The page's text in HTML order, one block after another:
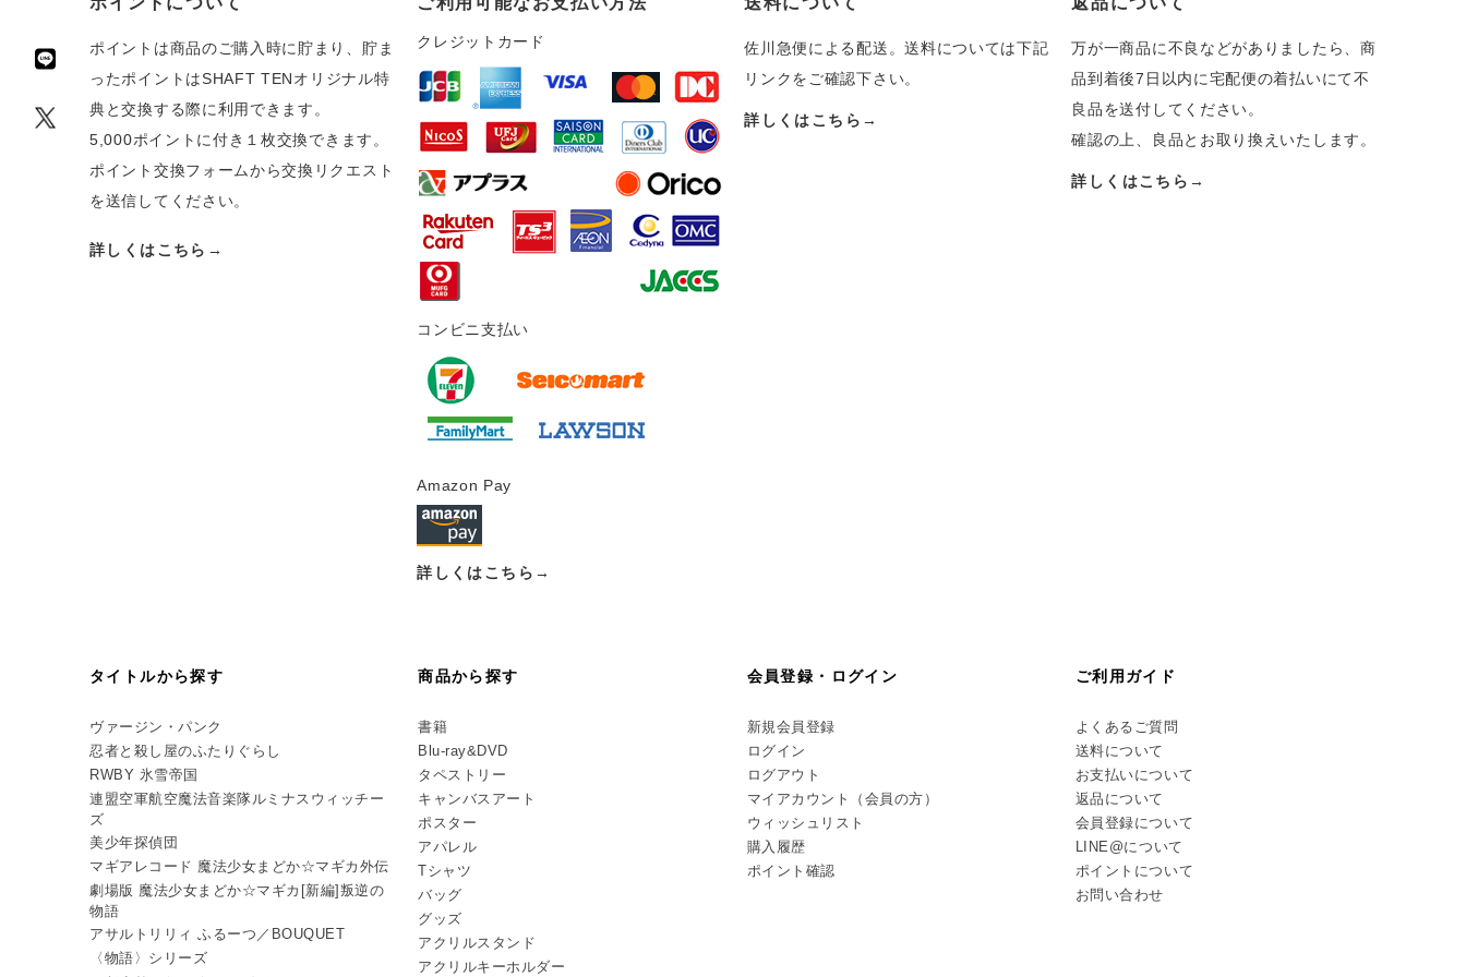
ポイントは商品のご購入時に貯まり、貯ま
ったポイントはSHAFT TENオリジナル特
典と交換する際に利用できます。
5,000ポイントに付き１枚交換できます。
ポイント交換フォームから交換リクエスト
を送信してください。
詳しくはこちら→
クレジットカード
コンビニ支払い
Amazon Pay
詳しくはこちら→
佐川急便による配送。送料については下記
リンクをご確認下さい。
詳しくはこちら→
万が一商品に不良などがありましたら、商
品到着後7日以内に宅配便の着払いにて不
良品を送付してください。
確認の上、良品とお取り換えいたします。
詳しくはこちら→
タイトルから探す
ヴァージン・パンク
忍者と殺し屋のふたりぐらし
RWBY 氷雪帝国
連盟空軍航空魔法音楽隊ルミナスウィッチー
ズ
美少年探偵団
マギアレコード 魔法少女まどか☆マギカ外伝
劇場版 魔法少女まどか☆マギカ[新編]叛逆の
物語
アサルトリリィ ふるーつ／BOUQUET
〈物語〉シリーズ
商品から探す
書籍
Blu-ray&DVD
タペストリー
キャンバスアート
ポスター
アパレル
Tシャツ
バッグ
グッズ
アクリルスタンド
アクリルキーホルダー
会員登録・ログイン
新規会員登録
ログイン
ログアウト
マイアカウント（会員の方）
ウィッシュリスト
購入履歴
ポイント確認
ご利用ガイド
よくあるご質問
送料について
お支払いについて
返品について
会員登録について
LINE@について
ポイントについて
お問い合わせ